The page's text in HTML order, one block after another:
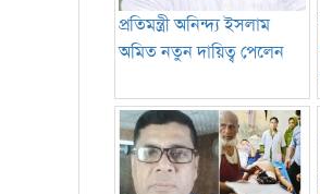
প্রতিমন্ত্রী অনিন্দ্য ইসলাম
অমিত নতুন দায়িত্ব পেলেন